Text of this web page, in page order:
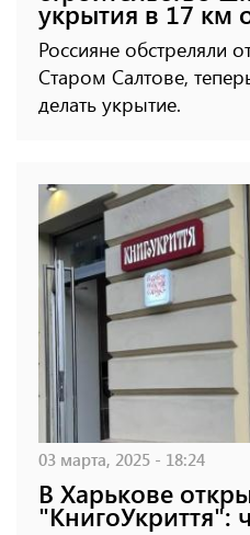
укрытия в 17 км
Россияне обстреляли
Старом Салтове,
делать укрытие.
03 марта, 2025 - 18:24
В Харькове
"КнигоУкриття":